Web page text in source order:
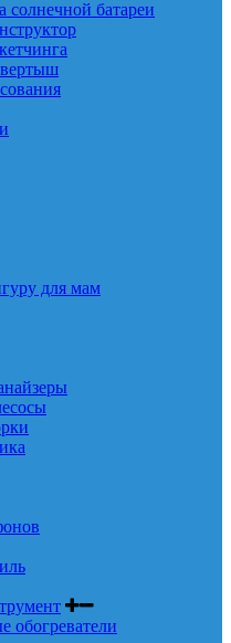
солнечной батареи
для мам
обогреватели